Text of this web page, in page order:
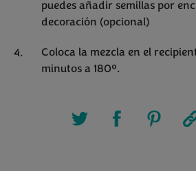
puedes añadir semillas por
decoración (opcional)
Coloca la mezcla en el
minutos a 180º.